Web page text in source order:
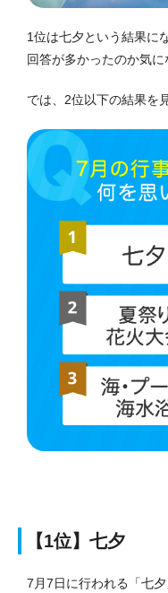
1位は七夕という結果に
回答が多かったのか気に
では、2位以下の結果を
【1位】七夕
7月7日に行われる「七